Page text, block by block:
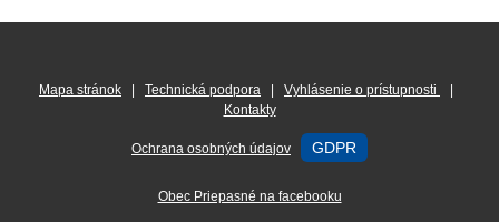
Mapa stránok Technická podpora Vyhlásenie o prístupnosti
Kontakty
Ochrana osobných údajov GDPR
Obec Priepasné na facebooku